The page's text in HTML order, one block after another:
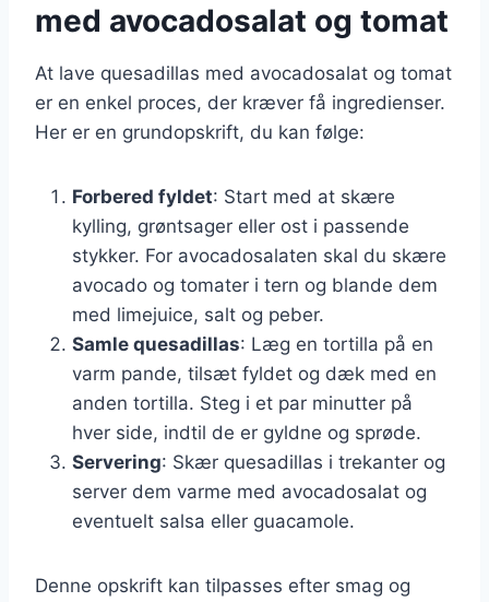
med avocadosalat og tomat
At lave quesadillas med avocadosalat og tomat
er en enkel proces, der kræver få ingredienser.
Her er en grundopskrift, du kan følge:
Forbered fyldet: Start med at skære
kylling, grøntsager eller ost i passende
stykker. For avocadosalaten skal du skære
avocado og tomater i tern og blande dem
med limejuice, salt og peber.
Samle quesadillas: Læg en tortilla på en
varm pande, tilsæt fyldet og dæk med en
anden tortilla. Steg i et par minutter på
hver side, indtil de er gyldne og sprøde.
Servering: Skær quesadillas i trekanter og
server dem varme med avocadosalat og
eventuelt salsa eller guacamole.
Denne opskrift kan tilpasses efter smag og